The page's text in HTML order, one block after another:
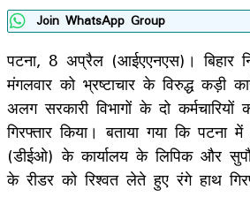
Join WhatsApp Group
पटना, 8 अप्रैल (आईएएनएस)। बिहार
मंगलवार को भ्रष्टाचार के विरुद्ध कड़ी
अलग सरकारी विभागों के दो
गिरफ्तार किया। बताया गया कि पटना में
(डीईओ) के कार्यालय के लिपिक और
के रीडर को रिश्वत लेते हुए रंगे हाथ